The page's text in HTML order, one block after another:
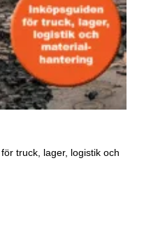
truck, lager, logistik och